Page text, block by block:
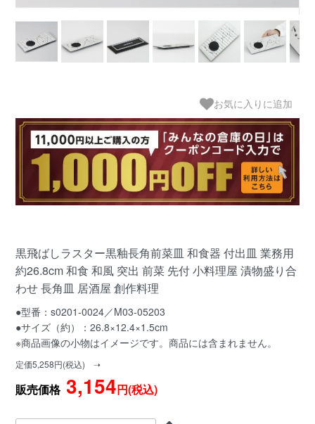
お気に入りに追加
黒飛ばしラスター黒釉長角前菜皿 和食器 付出皿 業務用
約26.8cm 和食 和風 突出 前菜 先付 小料理屋 漬物盛り合
わせ 長角皿 居酒屋 創作料理
●型番：s0201-0024／M03-05203
●サイズ（約）：26.8×12.4×1.5cm
※商品画像の小物はイメージです。商品には含まれません。
定価5,258円(税込) ➝
販売価格3,154円(税込)